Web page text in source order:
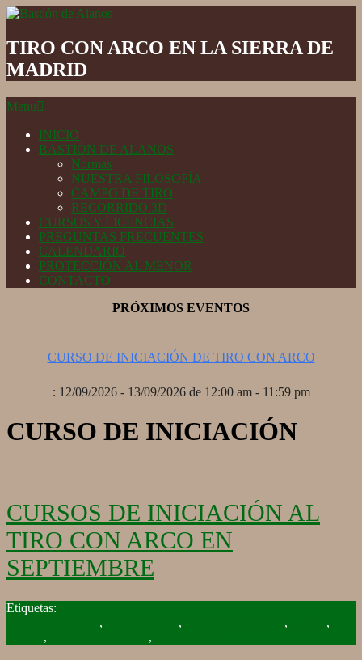
Skip
content
de
Alanos
TIRO CON ARCO EN LA SIERRA DE
MADRID
Secondary
Menu
Menu
INICIO
BASTIÓN DE ALANOS
Normas
NUESTRA FILOSOFÍA
CAMPO DE TIRO
RECORRIDO 3D
CURSOS Y LICENCIAS
PREGUNTAS FRECUENTES
CALENDARIO
PROTECCIÓN AL MENOR
CONTACTO
PRÓXIMOS EVENTOS
CURSO DE INICIACIÓN DE TIRO CON ARCO
: 12/09/2026 - 13/09/2026 de 12:00 am - 11:59 pm
CURSO DE INICIACIÓN
CURSOS DE INICIACIÓN AL
TIRO CON ARCO EN
SEPTIEMBRE
2019-
, , ,
,
, ,